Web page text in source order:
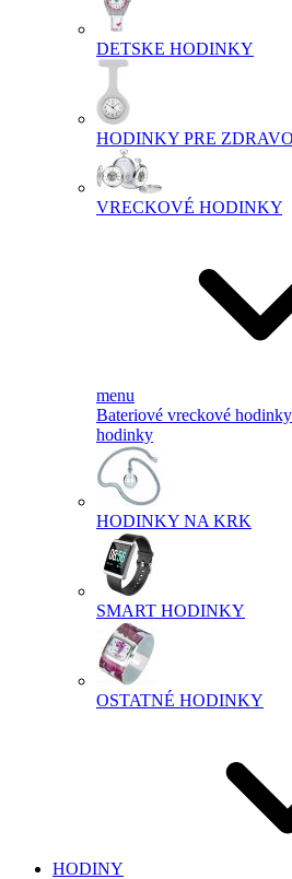
DETSKE HODINKY
HODINKY PRE
VRECKOVÉ HODINKY
menu
Bateriové vreckové hodinky
hodinky
HODINKY NA KRK
SMART HODINKY
OSTATNÉ HODINKY
HODINY